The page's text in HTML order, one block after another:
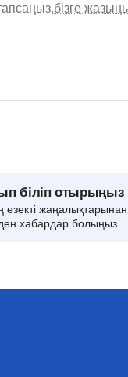
бізге
біліп отырыңыз
өзекті
хабардар болыңыз.